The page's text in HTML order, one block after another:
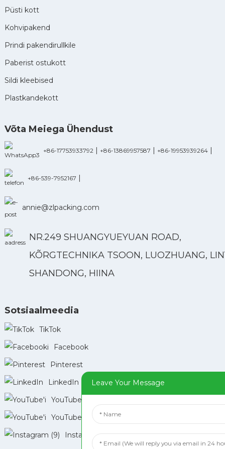
Püsti kott
Kohvipakend
Prindi pakendirullkile
Paberist ostukott
Sildi kleebised
Plastkandekott
Võta Meiega Ühendust
+86-17753933792| +86-13869957587 | +86-19953939264|
+86-539-7952167 |
annie@zlpacking.com
NR.249 SHUANGYUEYUAN ROAD,
KÕRGTECHNIKA TSOON, LUOZHUANG,
SHANDONG, HIINA
Sotsiaalmeedia
TikTok
Facebook
Pinterest
LinkedIn
YouTube'i
YouTube'i
Instagram
Leave Your Message